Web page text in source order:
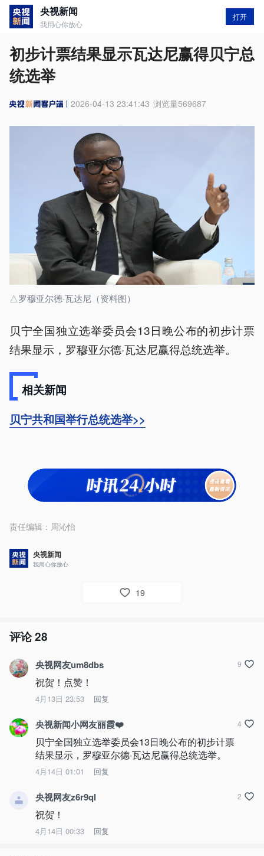
央视新闻
我用心你放心
打开
初步计票结果显示瓦达尼赢得贝宁总
统选举
2026-04-13 23:41:43 浏览量569687
△罗穆亚尔德·瓦达尼（资料图）
贝宁全国独立选举委员会13日晚公布的初步计票
结果显示，罗穆亚尔德·瓦达尼赢得总统选举。
相关新闻
贝宁共和国举行总统选举>>
责任编辑： 周沁怡
央视新闻
我用心你放心
19
评论28
央视网友um8dbs
祝贺！点赞！
4月13日 23:53 回复
9
央视新闻小网友丽霞❤️
贝宁全国独立选举委员会13日晚公布的初步计票
结果显示，罗穆亚尔德·瓦达尼赢得总统选举。
4月14日 01:01 回复
4
央视网友z6r9ql
祝贺！
4月14日 00:33 回复
2